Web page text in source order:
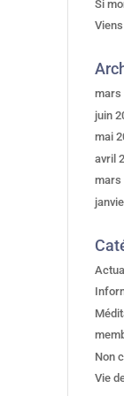
Si
mars
juin
mai
avril
mars
Non
Vie